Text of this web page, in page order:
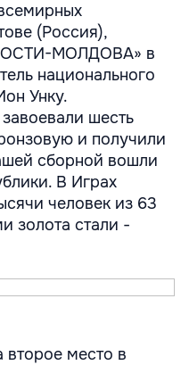
(Россия),
МОЛДОВА» в
национального
Унку.
шесть
и получили
сборной вошли
В Играх
человек из 63
золота стали -
место в